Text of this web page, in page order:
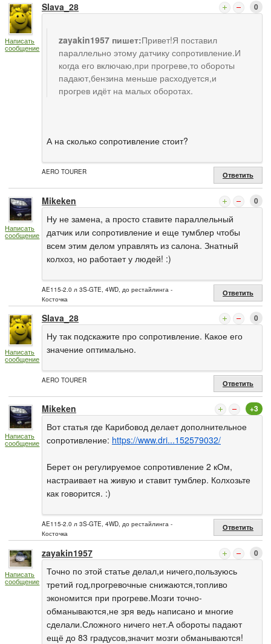
Написать
сообщение
Slava_28 0
zayakin1957 пишет:Привет!Я поставил
параллельно этому датчику сопротивление.И
когда его включаю,при прогреве,то обороты
падают,бензина меньше расходуется,и
прогрев идёт на малых оборотах.
А на сколько сопротивление стоит?
AERO TOURER Ответить
Написать
сообщение
Mikeken 0
Ну не замена, а просто ставите параллельный
датчик или сопротивление и еще тумблер чтобы
всем этим делом управлять из салона. Знатный
колхоз, но работает у людей! :)
AE115-2.0 л 3S-GTE, 4WD, до рестайлинга -
Косточка
Ответить
Написать
сообщение
Slava_28 0
Ну так подскажите про сопротивление. Какое его
значение оптимально.
AERO TOURER Ответить
Написать
сообщение
Mikeken +3
Вот статья где Карибовод делает дополнительное
сопротивление: https://www.dri...152579032/
Берет он регулируемое сопротивление 2 кОм,
настраивает на живую и ставит тумблер. Колхозьте
как говорится. :)
AE115-2.0 л 3S-GTE, 4WD, до рестайлинга -
Косточка
Ответить
Написать
сообщение
zayakin1957 0
Точно по этой статье делал,и ничего,пользуюсь
третий год,прогревочные снижаются,топливо
экономится при прогреве.Мозги точно-
обманываются,не зря ведь написано и многие
сделали.Сложного ничего нет.А обороты падают
ещё до 83 градусов,значит мозги обманываются!